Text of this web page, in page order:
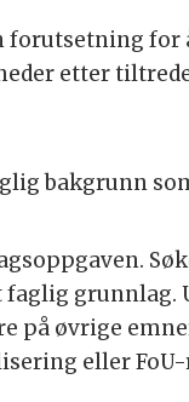
forutsetning
etter
bakgrunn
grunnlag.
på øvrige
eller